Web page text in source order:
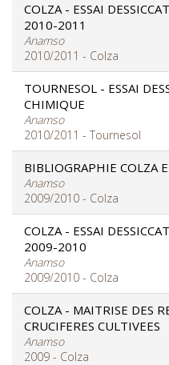
COLZA - ESSAI
2010-2011
Anamso
2010/2011 - Colza
TOURNESOL - ESSAI
CHIMIQUE
Anamso
2010/2011 - Tournesol
BIBLIOGRAPHIE COLZA
Anamso
2009/2010 - Colza
COLZA - ESSAI
2009-2010
Anamso
2009/2010 - Colza
COLZA - MAITRISE DES
CRUCIFERES CULTIVEES
Anamso
2009 - Colza